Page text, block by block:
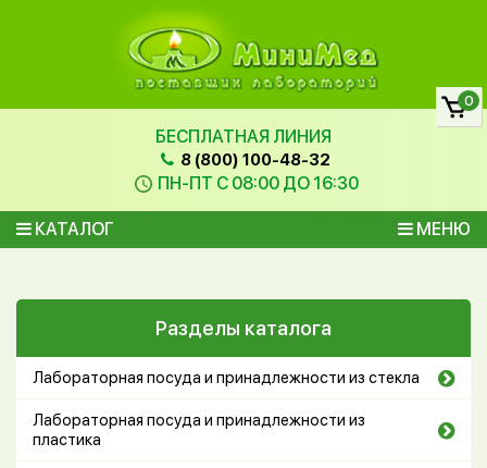
БЕСПЛАТНАЯ ЛИНИЯ
8 (800) 100-48-32
ПН-ПТ С 08:00 ДО 16:30
КАТАЛОГ МЕНЮ
0
Разделы каталога
Лабораторная посуда и принадлежности из стекла
Лабораторная посуда и принадлежности из
пластика